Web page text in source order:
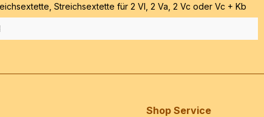
, Streichsextette für 2 Vl, 2 Va, 2 Vc oder Vc + Kb
Shop Service